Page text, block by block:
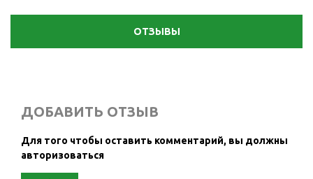
ОТЗЫВЫ
ДОБАВИТЬ ОТЗЫВ
Для того чтобы оставить комментарий, вы должны
авторизоваться